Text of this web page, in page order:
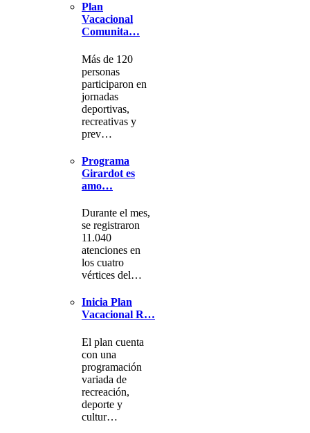
Plan
Vacacional
Comunita…
Más de 120
personas
participaron en
jornadas
deportivas,
recreativas y
prev…
Programa
Girardot es
amo…
Durante el mes,
se registraron
11.040
atenciones en
los cuatro
vértices del…
Inicia Plan
Vacacional R…
El plan cuenta
con una
programación
variada de
recreación,
deporte y
cultur…